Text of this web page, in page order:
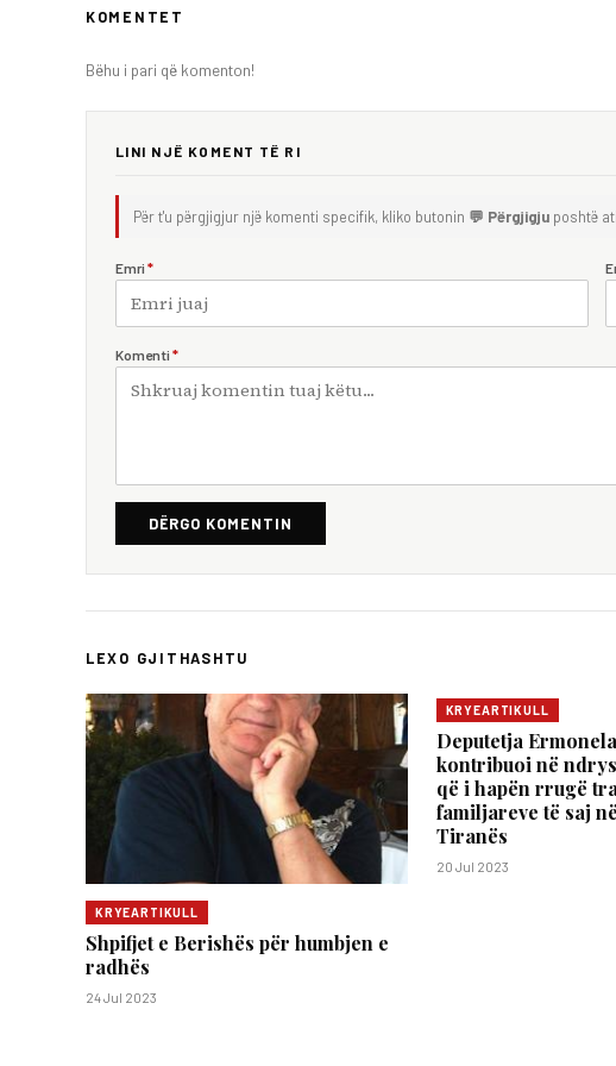
KOMENTET
Bëhu i pari që komenton!
LINI NJË KOMENT TË RI
Për t'u përgjigjur një komenti specifik, kliko butonin 💬 Përgjigju poshtë
Emri *
Komenti *
DËRGO KOMENTIN
LEXO GJITHASHTU
KRYEARTIKULL
Shpifjet e Berishës për humbjen e
radhës
24 Jul 2023
KRYEARTIKULL
Deputetja
kontribuoi në
që i hapën rrugë
familjareve të saj
Tiranës
20 Jul 2023